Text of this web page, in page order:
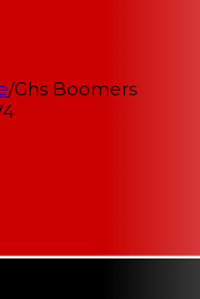
/Ghs Boomers